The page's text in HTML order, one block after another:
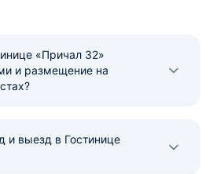
«Причал 32»
и размещение на
и выезд в Гостинице